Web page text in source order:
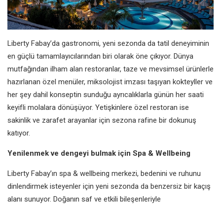
Liberty Fabay’da gastronomi, yeni sezonda da tatil deneyiminin
en güçlü tamamlayıcılarından biri olarak öne çıkıyor. Dünya
mutfağından ilham alan restoranlar, taze ve mevsimsel ürünlerle
hazırlanan özel menüler, miksolojist imzası taşıyan kokteyller ve
her şey dahil konseptin sunduğu ayrıcalıklarla günün her saati
keyifli molalara dönüşüyor. Yetişkinlere özel restoran ise
sakinlik ve zarafet arayanlar için sezona rafine bir dokunuş
katıyor.
Yenilenmek ve dengeyi bulmak için Spa & Wellbeing
Liberty Fabay’ın spa & wellbeing merkezi, bedenini ve ruhunu
dinlendirmek isteyenler için yeni sezonda da benzersiz bir kaçış
alanı sunuyor. Doğanın saf ve etkili bileşenleriyle